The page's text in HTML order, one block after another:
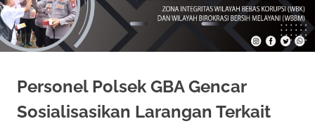
Personel Polsek GBA Gencar
Sosialisasikan Larangan Terkait